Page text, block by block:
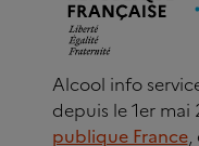
Alcool info
depuis le 1er mai
publique France,